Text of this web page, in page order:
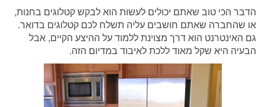
הדבר הכי טוב שאתם יכולים לעשות הוא לבקש קטלוגים בחנות,
או שהחברה שאתם חושבים עליה תשלח לכם קטלוגים בדואר.
גם האינטרנט הוא דרך מצוינת ללמוד על ההיצע הקיים, אבל
הבעיה היא שקל מאוד ללכת לאיבוד במדיום הזה.